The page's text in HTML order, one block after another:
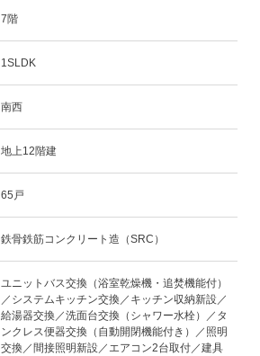
7階
1SLDK
南西
地上12階建
65戸
鉄骨鉄筋コンクリート造（SRC）
ユニットバス交換（浴室乾燥機・追焚機能付）
／システムキッチン交換／キッチン収納新設／
給湯器交換／洗面台交換（シャワー水栓）／タ
ンクレス便器交換（自動開閉機能付き）／照明
交換／間接照明新設／エアコン2台取付／建具